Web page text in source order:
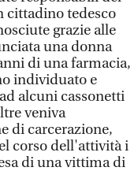
cittadino tedesco
grazie alle
una donna
di una farmacia,
individuato e
alcuni cassonetti
veniva
di carcerazione,
corso dell'attività i
di una vittima di